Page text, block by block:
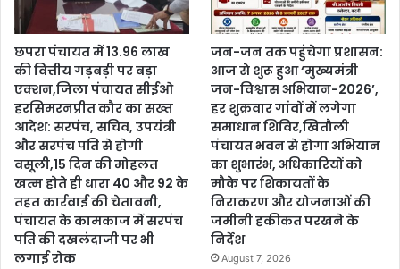
छपरा पंचायत में 13.96 लाख
की वित्तीय गड़बड़ी पर बड़ा
एक्शन,जिला पंचायत सीईओ
हरसिमरनप्रीत कौर का सख्त
आदेश: सरपंच, सचिव, उपयंत्री
और सरपंच पति से होगी
वसूली,15 दिन की मोहलत
खत्म होते ही धारा 40 और 92 के
तहत कार्रवाई की चेतावनी,
पंचायत के कामकाज में सरपंच
पति की दखलंदाजी पर भी
लगाई रोक
जन-जन तक पहुंचेगा प्रशासन:
आज से शुरू हुआ ‘मुख्यमंत्री
जन-विश्वास अभियान-2026’,
हर शुक्रवार गांवों में लगेगा
समाधान शिविर,खितौली
पंचायत भवन से होगा अभियान
का शुभारंभ, अधिकारियों को
मौके पर शिकायतों के
निराकरण और योजनाओं की
जमीनी हकीकत परखने के
निर्देश
August 7, 2026